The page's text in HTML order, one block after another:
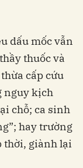
dấu mốc vẫn
thuốc và
cấp cứu
nguy kịch
chỗ; ca sinh
hay trường
thời, giành lại